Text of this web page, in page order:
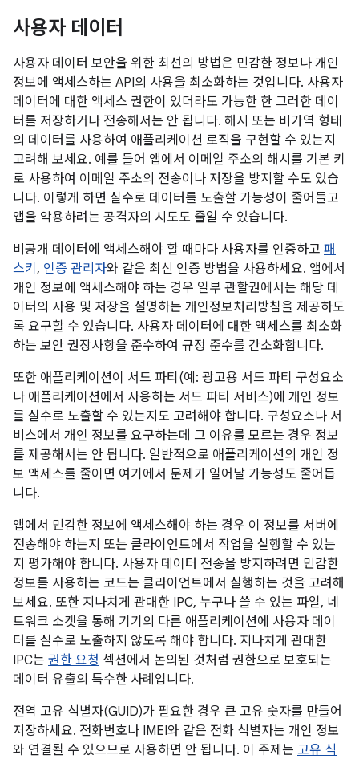
사용자 데이터
사용자 데이터 보안을 위한 최선의 방법은 민감한 정보나 개인
정보에 액세스하는 API의 사용을 최소화하는 것입니다. 사용자
데이터에 대한 액세스 권한이 있더라도 가능한 한 그러한 데이
터를 저장하거나 전송해서는 안 됩니다. 해시 또는 비가역 형태
의 데이터를 사용하여 애플리케이션 로직을 구현할 수 있는지
고려해 보세요. 예를 들어 앱에서 이메일 주소의 해시를 기본 키
로 사용하여 이메일 주소의 전송이나 저장을 방지할 수도 있습
니다. 이렇게 하면 실수로 데이터를 노출할 가능성이 줄어들고
앱을 악용하려는 공격자의 시도도 줄일 수 있습니다.
비공개 데이터에 액세스해야 할 때마다 사용자를 인증하고 패
스키 , 인증 관리자와 같은 최신 인증 방법을 사용하세요. 앱에서
개인 정보에 액세스해야 하는 경우 일부 관할권에서는 해당 데
이터의 사용 및 저장을 설명하는 개인정보처리방침을 제공하도
록 요구할 수 있습니다. 사용자 데이터에 대한 액세스를 최소화
하는 보안 권장사항을 준수하여 규정 준수를 간소화합니다.
또한 애플리케이션이 서드 파티(예: 광고용 서드 파티 구성요소
나 애플리케이션에서 사용하는 서드 파티 서비스)에 개인 정보
를 실수로 노출할 수 있는지도 고려해야 합니다. 구성요소나 서
비스에서 개인 정보를 요구하는데 그 이유를 모르는 경우 정보
를 제공해서는 안 됩니다. 일반적으로 애플리케이션의 개인 정
보 액세스를 줄이면 여기에서 문제가 일어날 가능성도 줄어듭
니다.
앱에서 민감한 정보에 액세스해야 하는 경우 이 정보를 서버에
전송해야 하는지 또는 클라이언트에서 작업을 실행할 수 있는
지 평가해야 합니다. 사용자 데이터 전송을 방지하려면 민감한
정보를 사용하는 코드는 클라이언트에서 실행하는 것을 고려해
보세요. 또한 지나치게 관대한 IPC, 누구나 쓸 수 있는 파일, 네
트워크 소켓을 통해 기기의 다른 애플리케이션에 사용자 데이
터를 실수로 노출하지 않도록 해야 합니다. 지나치게 관대한
IPC는 권한 요청 섹션에서 논의된 것처럼 권한으로 보호되는
데이터 유출의 특수한 사례입니다.
전역 고유 식별자(GUID)가 필요한 경우 큰 고유 숫자를 만들어
저장하세요. 전화번호나 IMEI와 같은 전화 식별자는 개인 정보
와 연결될 수 있으므로 사용하면 안 됩니다. 이 주제는 고유 식